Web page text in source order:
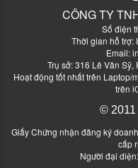
CÔNG TY
Số điện
Thời gian hỗ trợ:
Email:
Trụ sở: 316 Lê Văn
Hoạt động tốt nhất trên Laptop/
trên
© 2011
Giấy Chứng nhận đăng ký
cấp
Người đại